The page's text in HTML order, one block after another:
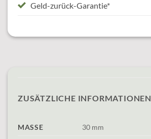
Geld-zurück-Garantie*
ZUSÄTZLICHE INFORMATIONEN
MASSE 30 mm